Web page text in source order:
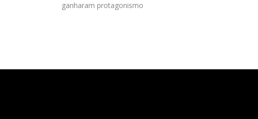
ganharam protagonismo